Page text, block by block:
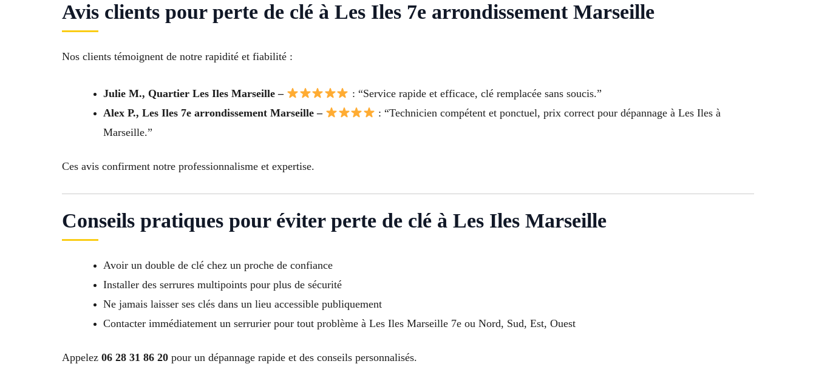
Avis clients pour perte de clé à Les Iles 7e arrondissement Marseille
Nos clients témoignent de notre rapidité et fiabilité :
Julie M., Quartier Les Iles Marseille –
: “Service rapide et efficace, clé remplacée sans soucis.”
Alex P., Les Iles 7e arrondissement Marseille –
: “Technicien compétent et ponctuel, prix correct pour dépannage à Les Iles à
Marseille.”
Ces avis confirment notre professionnalisme et expertise.
Conseils pratiques pour éviter perte de clé à Les Iles Marseille
Avoir un double de clé chez un proche de confiance
Installer des serrures multipoints pour plus de sécurité
Ne jamais laisser ses clés dans un lieu accessible publiquement
Contacter immédiatement un serrurier pour tout problème à Les Iles Marseille 7e ou Nord, Sud, Est, Ouest
Appelez 06 28 31 86 20 pour un dépannage rapide et des conseils personnalisés.